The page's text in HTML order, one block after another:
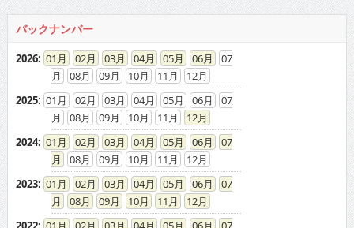
08
09 10 11
12
08
09 10 11
12
01 02 03 04 05 06
08
09 10 11
12
01 02 03 04 05 06
08
09 10 11
12
01 02 03 04 05 06
08
09 10 11
12
01 02 03 04 05 06